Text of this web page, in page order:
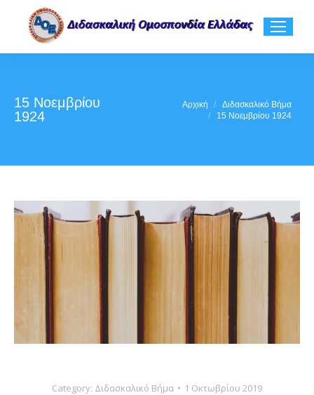
15 Νοεμβρίου
1924
Αρχική
Διδασκαλικό Βήμα
15 Νοεμβρίου 1924
Category: Διδασκαλικό Βήμα 1 Οκτωβρίου 2019